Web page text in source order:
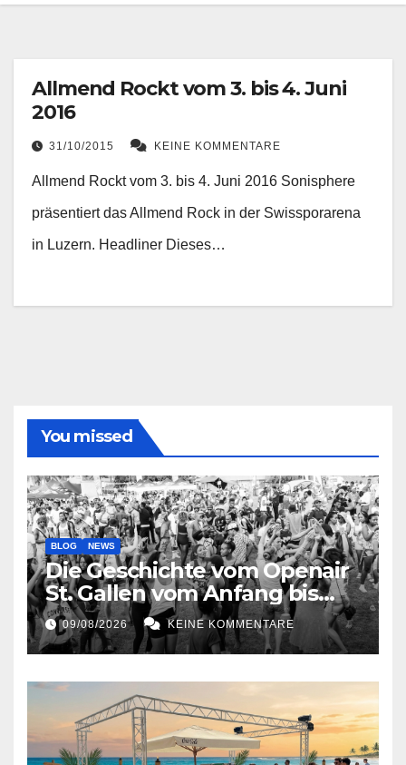
Allmend Rockt vom 3. bis 4. Juni
2016
31/10/2015 KEINE KOMMENTARE
Allmend Rockt vom 3. bis 4. Juni 2016 Sonisphere
präsentiert das Allmend Rock in der Swissporarena
in Luzern. Headliner Dieses…
You missed
BLOG NEWS
Die Geschichte vom Openair
St. Gallen vom Anfang bis
jetzt
09/08/2026 KEINE KOMMENTARE